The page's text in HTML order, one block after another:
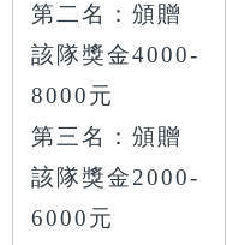
第二名：頒贈
該隊獎金4000-
8000元
第三名：頒贈
該隊獎金2000-
6000元